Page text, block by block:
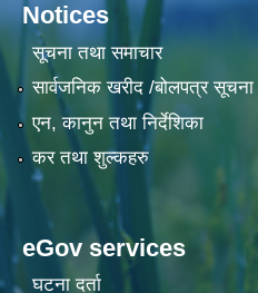
Notices
सूचना तथा समाचार
सार्वजनिक खरीद /बोलपत्र सूचना
एन, कानुन तथा निर्देशिका
कर तथा शुल्कहरु
eGov services
घटना दर्ता